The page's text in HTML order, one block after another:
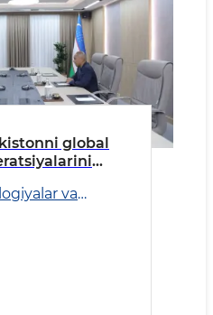
global
ko‘ribva